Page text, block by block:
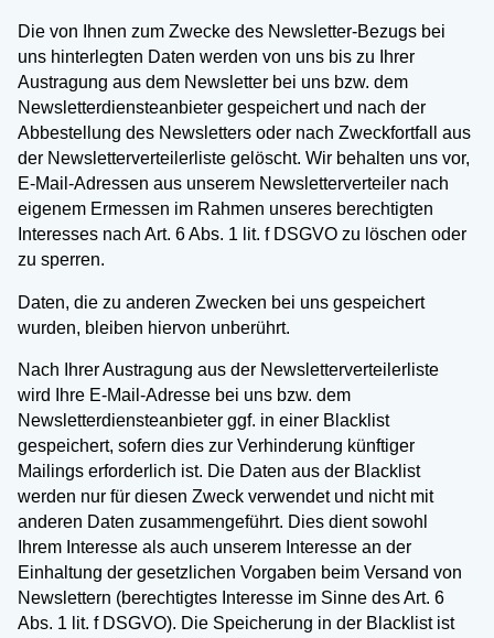
Die von Ihnen zum Zwecke des Newsletter-Bezugs bei
uns hinterlegten Daten werden von uns bis zu Ihrer
Austragung aus dem Newsletter bei uns bzw. dem
Newsletterdiensteanbieter gespeichert und nach der
Abbestellung des Newsletters oder nach Zweckfortfall aus
der Newsletterverteilerliste gelöscht. Wir behalten uns vor,
E-Mail-Adressen aus unserem Newsletterverteiler nach
eigenem Ermessen im Rahmen unseres berechtigten
Interesses nach Art. 6 Abs. 1 lit. f DSGVO zu löschen oder
zu sperren.
Daten, die zu anderen Zwecken bei uns gespeichert
wurden, bleiben hiervon unberührt.
Nach Ihrer Austragung aus der Newsletterverteilerliste
wird Ihre E-Mail-Adresse bei uns bzw. dem
Newsletterdiensteanbieter ggf. in einer Blacklist
gespeichert, sofern dies zur Verhinderung künftiger
Mailings erforderlich ist. Die Daten aus der Blacklist
werden nur für diesen Zweck verwendet und nicht mit
anderen Daten zusammengeführt. Dies dient sowohl
Ihrem Interesse als auch unserem Interesse an der
Einhaltung der gesetzlichen Vorgaben beim Versand von
Newslettern (berechtigtes Interesse im Sinne des Art. 6
Abs. 1 lit. f DSGVO). Die Speicherung in der Blacklist ist